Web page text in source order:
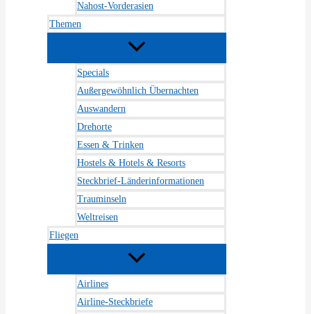
Nahost-Vorderasien
Themen
Specials
Außergewöhnlich Übernachten
Auswandern
Drehorte
Essen & Trinken
Hostels & Hotels & Resorts
Steckbrief-Länderinformationen
Trauminseln
Weltreisen
Fliegen
Airlines
Airline-Steckbriefe